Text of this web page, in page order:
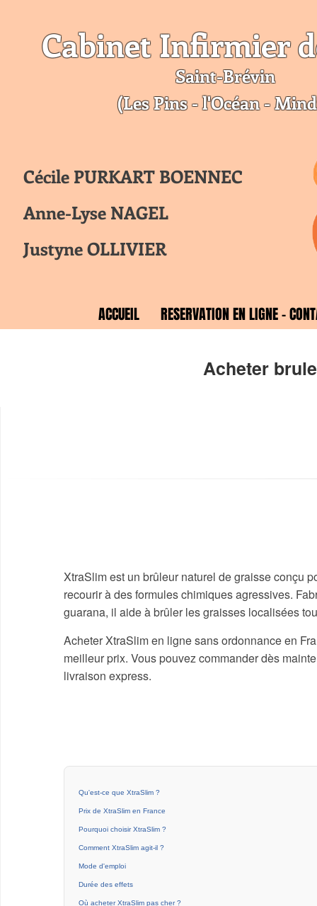
Cabinet Infirmier
Saint-Brévin
(Les Pins - l'Océan -
Cécile PURKART BOENNEC
Anne-Lyse NAGEL
Justyne OLLIVIER
ACCUEIL RESERVATION EN LIGNE -
Acheter
XtraSlim est un brûleur naturel de graisse conçu
recourir à des formules chimiques agressives.
guarana, il aide à brûler les graisses localisées
Acheter XtraSlim en ligne sans ordonnance en
meilleur prix. Vous pouvez commander dès
livraison express.
Qu'est-ce que XtraSlim ?
Prix de XtraSlim en France
Pourquoi choisir XtraSlim ?
Comment XtraSlim agit-il ?
Mode d'emploi
Durée des effets
Où acheter XtraSlim pas cher ?